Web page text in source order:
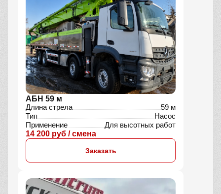
АБН 59 м
Длина стрела
59 м
Тип
Насос
Применение
Для высотных работ
14 200 руб / смена
Заказать